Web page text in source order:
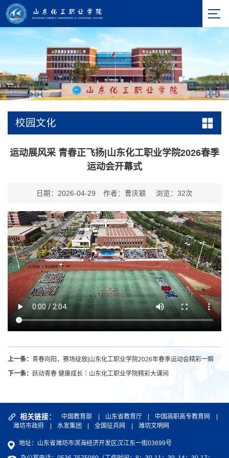
校园文化
运动展风采 青春正飞扬|山东化工职业学院2026春季
运动会开幕式
日期：2026-04-29 作者：曹庆颖 浏览： 32次
上一条： 青春向阳，赛场绽放|山东化工职业学院2026年春季运动会精彩一瞬
下一条： 跃动青春 健康成长｜山东化工职业学院精彩大课间
相关链接： 中国教育部 山东省教育厅 中国高职高专教育网
潍坊市政府
水发集团 全国征兵网 潍坊文明网
地址：山东省潍坊市滨海经济开发区汉江东一街03699号